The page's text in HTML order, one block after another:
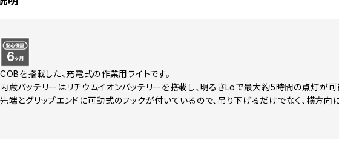
COBを搭載した、充電式の作業用ライトです。
内蔵バッテリーはリチウムイオンバッテリーを搭載し、明るさLoで最大約5時間の点灯が可
先端とグリップエンドに可動式のフックが付いているので、吊り下げるだけでなく、横方向